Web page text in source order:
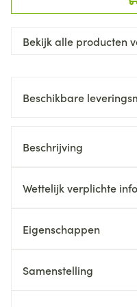
Bekijk alle producten
Beschikbare
Beschrijving
Wettelijk verplichte
Eigenschappen
Samenstelling